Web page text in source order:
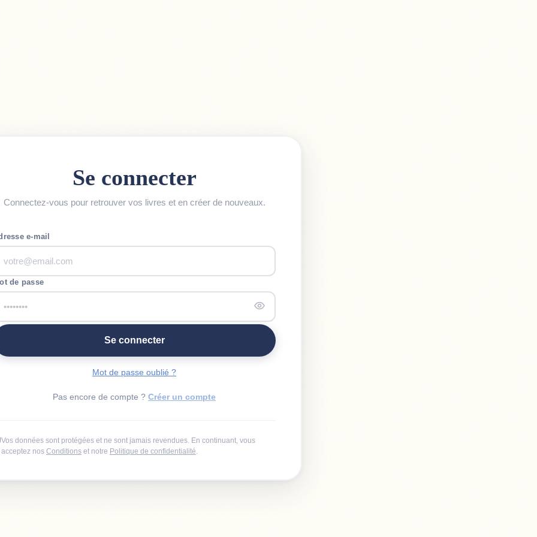
Se connecter
Connectez-vous pour retrouver vos livres et en créer de nouveaux.
e-mail
de passe
Se connecter
Mot de passe oublié ?
Pas encore de compte ? Créer un compte
Vos données sont protégées et ne sont jamais revendues. En continuant, vous
acceptez nos Conditions et notre Politique de confidentialité.
e-mail
de passe
le mot de passe
e-mail